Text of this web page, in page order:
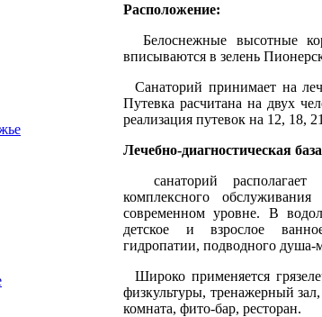
Расположение:
Белоснежные высотные
вписываются в зелень
Санаторий принимает на
Путевка расчитана на двух
реализация путевок на 12, 18,
Лечебно-диагностическая
санаторий располагает
комплексного
современном уровне. В
детское и взрослое
гидропатии, подводного душа-
Широко применяется
физкультуры, тренажерный
комната, фито-бар, ресторан.